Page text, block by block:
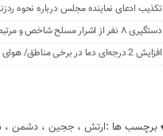
تکذیب ادعای نماینده مجلس درباره نحوه
دستگیری ۸ نفر از اشرار مسلح شاخص و مرتبطین گروهک‌های تروریستی
افزایش 2 درجه‌ای دما در برخی مناطق/ هوای معتدل در نوار شمالی ایران
برچسب ها :ارتش ،ججین ،دشمن ،